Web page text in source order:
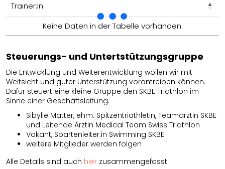
Trainer:in
Trainer:inKeine Daten in der Tabelle vorhanden.
Steuerungs- und Untertstützungsgruppe
Die Entwicklung und Weiterentwicklung wollen wir mit
Weitsicht und guter Unterstützung vorantreiben können.
Dafür steuert eine kleine Gruppe den SKBE Triathlon im
Sinne einer Geschäftsleitung.
Sibylle Matter, ehm. Spitzentriathletin, Teamärztin SKBE
und Leitende Ärztin Medical Team Swiss Triathlon
Vakant, Spartenleiter:in Swimming SKBE
weitere Mitglieder werden folgen
Alle Details sind auch hier zusammengefasst.